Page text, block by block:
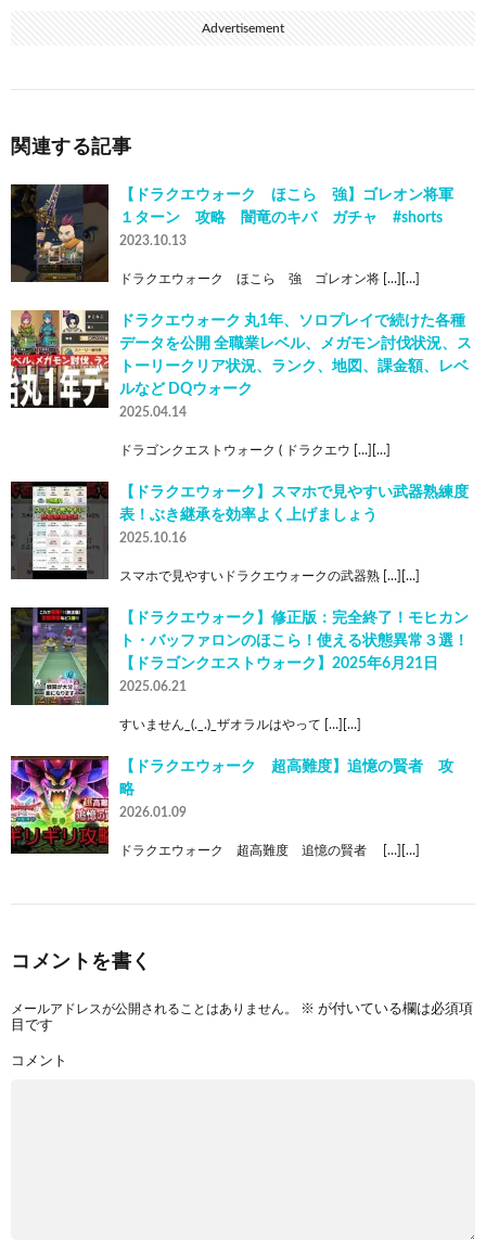
Advertisement
関連する記事
【ドラクエウォーク ほこら 強】ゴレオン将軍
１ターン 攻略 闇竜のキバ ガチャ #shorts
2023.10.13
ドラクエウォーク ほこら 強 ゴレオン将 […][…]
ドラクエウォーク 丸1年、ソロプレイで続けた各種
データを公開 全職業レベル、メガモン討伐状況、ス
トーリークリア状況、ランク、地図、課金額、レベ
ルなど DQウォーク
2025.04.14
ドラゴンクエストウォーク ( ドラクエウ […][…]
【ドラクエウォーク】スマホで見やすい武器熟練度
表！ぶき継承を効率よく上げましょう
2025.10.16
スマホで見やすいドラクエウォークの武器熟 […][…]
【ドラクエウォーク】修正版：完全終了！モヒカン
ト・バッファロンのほこら！使える状態異常３選！
【ドラゴンクエストウォーク】2025年6月21日
2025.06.21
すいません_(._.)_ザオラルはやって […][…]
【ドラクエウォーク 超高難度】追憶の賢者 攻
略
2026.01.09
ドラクエウォーク 超高難度 追憶の賢者 […][…]
コメントを書く
メールアドレスが公開されることはありません。 ※ が付いている欄は必須項
目です
コメント